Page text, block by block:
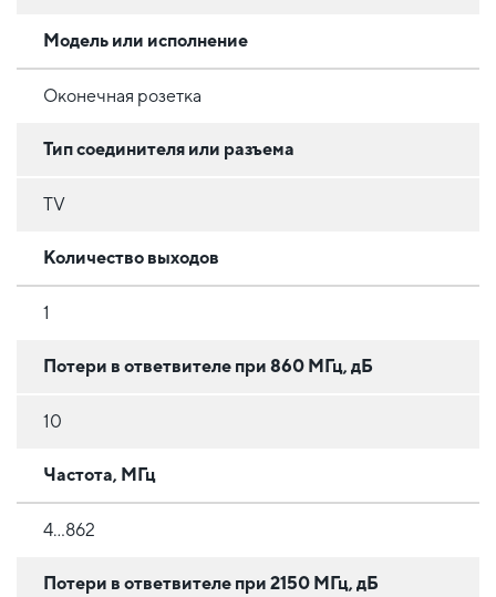
Модель или исполнение
Оконечная розетка
Тип соединителя или разъема
TV
Количество выходов
1
Потери в ответвителе при 860 МГц, дБ
10
Частота, МГц
4...862
Потери в ответвителе при 2150 МГц, дБ